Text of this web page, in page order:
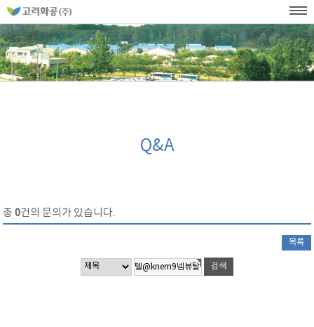
홈
이
지
네
비
게
이
션
KOR ENG SITEMAP WEB발주
메
인
메
뉴
Q&A
총0건의 문의가 있습니다.
목록